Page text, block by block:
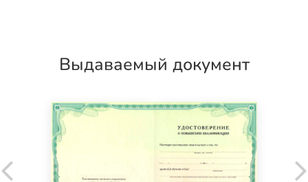
Выдаваемый документ